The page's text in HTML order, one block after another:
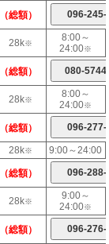
（総額）
28k※
8:00～
24:00※
（総額）
28k※
8:00～
24:00※
（総額）
28k※ 9:00～24:00
（総額）
28k※
9:00～
24:00※
（総額）